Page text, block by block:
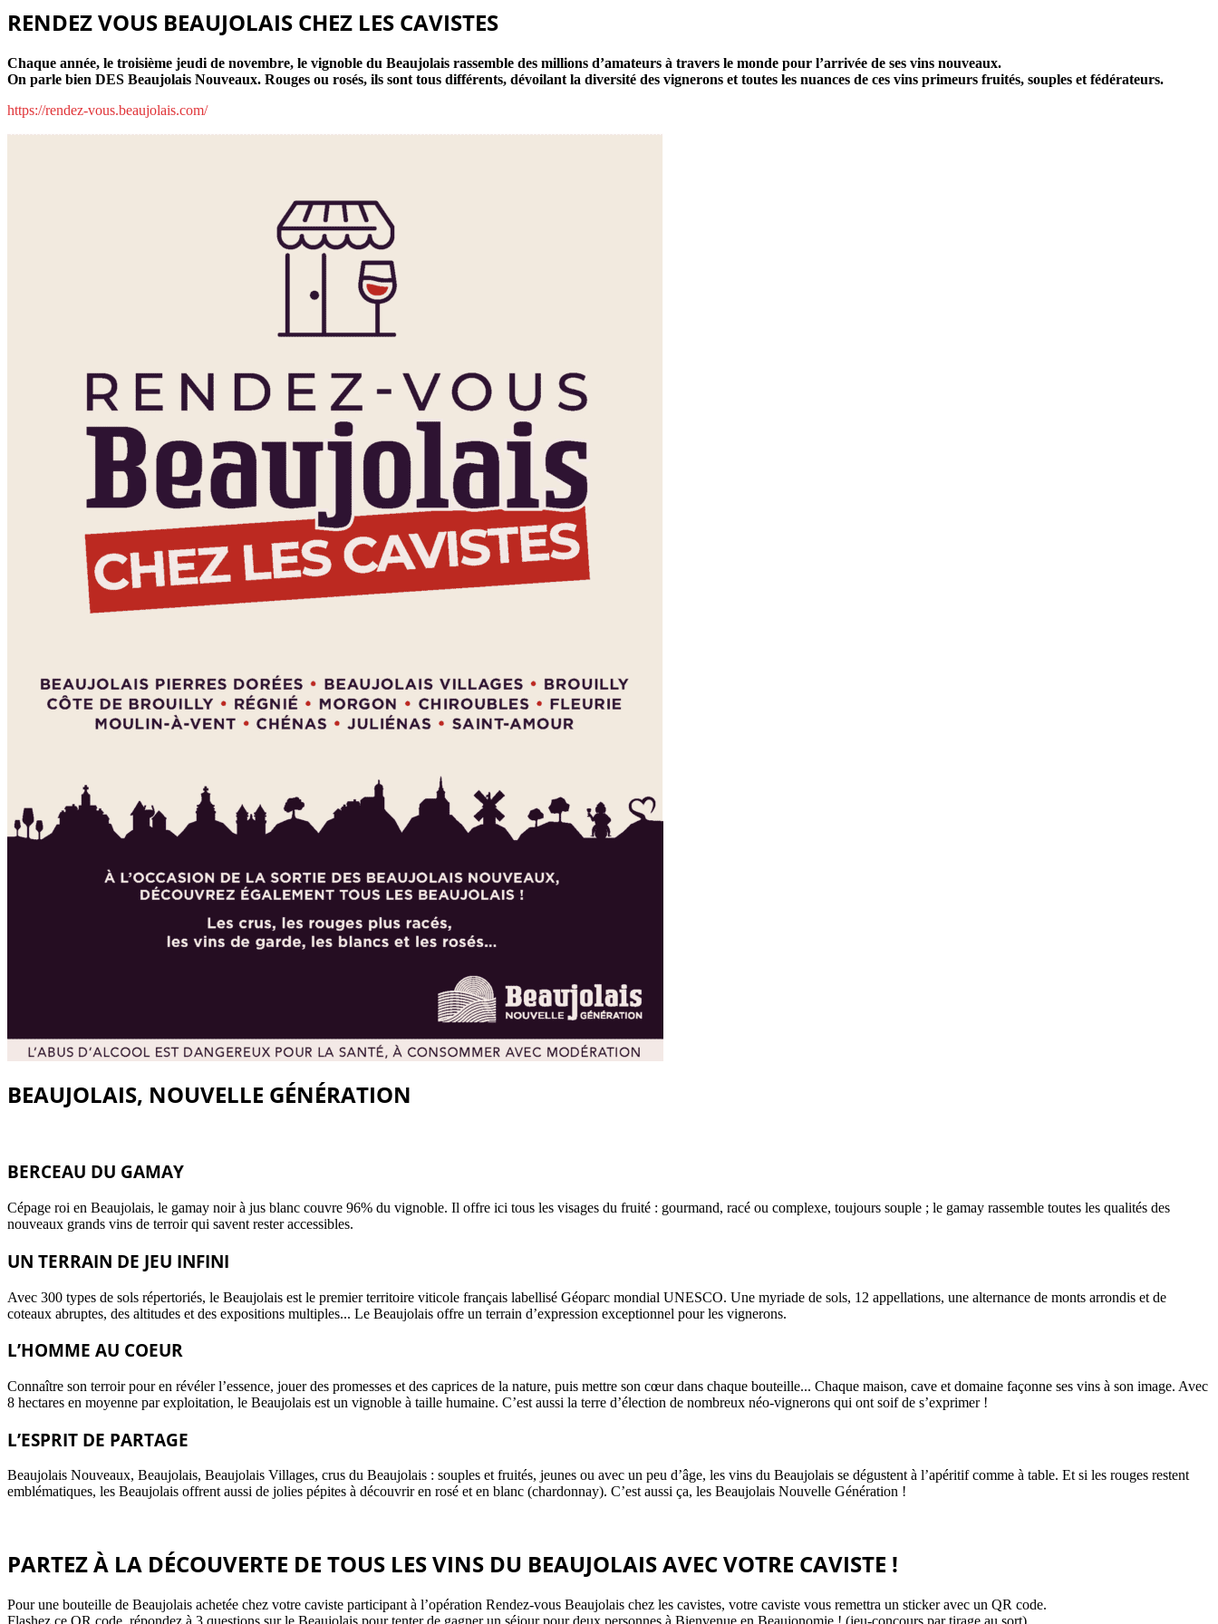
RENDEZ VOUS BEAUJOLAIS CHEZ LES CAVISTES
Chaque année, le troisième jeudi de novembre, le vignoble du Beaujolais rassemble des millions d’amateurs à travers le monde pour l’arrivée de ses vins nouveaux.
On parle bien DES Beaujolais Nouveaux. Rouges ou rosés, ils sont tous différents, dévoilant la diversité des vignerons et toutes les nuances de ces vins primeurs fruités, souples et fédérateurs.
https://rendez-vous.beaujolais.com/
BEAUJOLAIS, NOUVELLE GÉNÉRATION
BERCEAU DU GAMAY
Cépage roi en Beaujolais, le gamay noir à jus blanc couvre 96% du vignoble. Il offre ici tous les visages du fruité : gourmand, racé ou complexe, toujours souple ; le gamay rassemble toutes les qualités des
nouveaux grands vins de terroir qui savent rester accessibles.
UN TERRAIN DE JEU INFINI
Avec 300 types de sols répertoriés, le Beaujolais est le premier territoire viticole français labellisé Géoparc mondial UNESCO. Une myriade de sols, 12 appellations, une alternance de monts arrondis et de
coteaux abruptes, des altitudes et des expositions multiples... Le Beaujolais offre un terrain d’expression exceptionnel pour les vignerons.
L’HOMME AU COEUR
Connaître son terroir pour en révéler l’essence, jouer des promesses et des caprices de la nature, puis mettre son cœur dans chaque bouteille... Chaque maison, cave et domaine façonne ses vins à son image. Avec
8 hectares en moyenne par exploitation, le Beaujolais est un vignoble à taille humaine. C’est aussi la terre d’élection de nombreux néo-vignerons qui ont soif de s’exprimer !
L’ESPRIT DE PARTAGE
Beaujolais Nouveaux, Beaujolais, Beaujolais Villages, crus du Beaujolais : souples et fruités, jeunes ou avec un peu d’âge, les vins du Beaujolais se dégustent à l’apéritif comme à table. Et si les rouges restent
emblématiques, les Beaujolais offrent aussi de jolies pépites à découvrir en rosé et en blanc (chardonnay). C’est aussi ça, les Beaujolais Nouvelle Génération !
PARTEZ À LA DÉCOUVERTE DE TOUS LES VINS DU BEAUJOLAIS AVEC VOTRE CAVISTE !
Pour une bouteille de Beaujolais achetée chez votre caviste participant à l’opération Rendez-vous Beaujolais chez les cavistes, votre caviste vous remettra un sticker avec un QR code.